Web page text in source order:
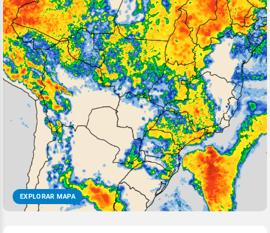
EXPLORAR MAPA